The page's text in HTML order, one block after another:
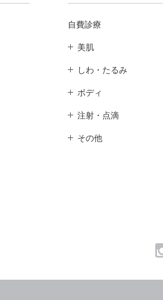
自費診療
美肌
しわ・たるみ
ボディ
注射・点滴
その他